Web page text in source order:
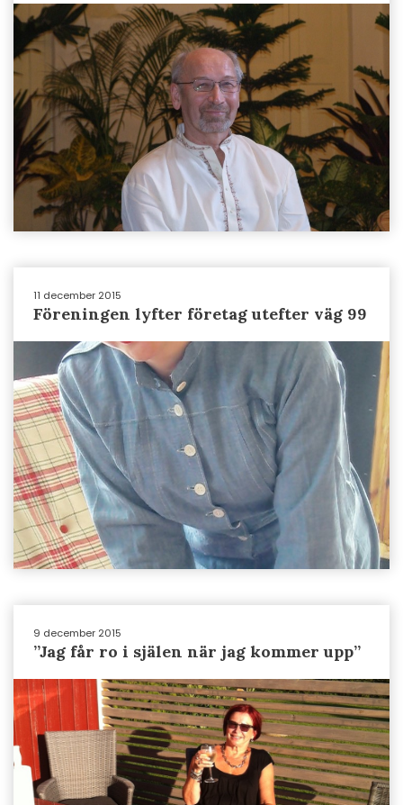
11 december 2015
Föreningen lyfter företag utefter väg 99
9 december 2015
”Jag får ro i själen när jag kommer upp”